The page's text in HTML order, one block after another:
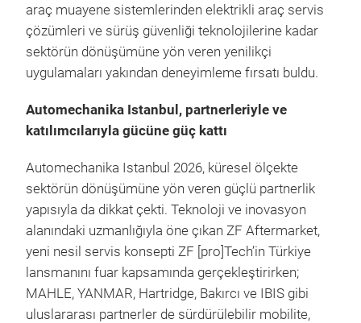
araç muayene sistemlerinden elektrikli araç servis
çözümleri ve sürüş güvenliği teknolojilerine kadar
sektörün dönüşümüne yön veren yenilikçi
uygulamaları yakından deneyimleme fırsatı buldu.
Automechanika Istanbul, partnerleriyle ve
katılımcılarıyla gücüne güç kattı
Automechanika Istanbul 2026, küresel ölçekte
sektörün dönüşümüne yön veren güçlü partnerlik
yapısıyla da dikkat çekti. Teknoloji ve inovasyon
alanındaki uzmanlığıyla öne çıkan ZF Aftermarket,
yeni nesil servis konsepti ZF [pro]Tech’in Türkiye
lansmanını fuar kapsamında gerçekleştirirken;
MAHLE, YANMAR, Hartridge, Bakırcı ve IBIS gibi
uluslararası partnerler de sürdürülebilir mobilite,